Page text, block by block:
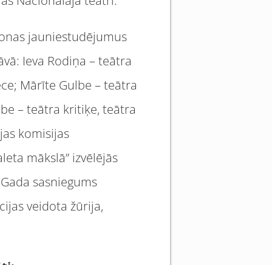
jauniestudējumus
Ieva Rodiņa – teātra
Mārīte Gulbe – teātra
– teātra kritiķe, teātra
komisijas
mākslā” izvēlējās
sasniegums
veidota žūrija,